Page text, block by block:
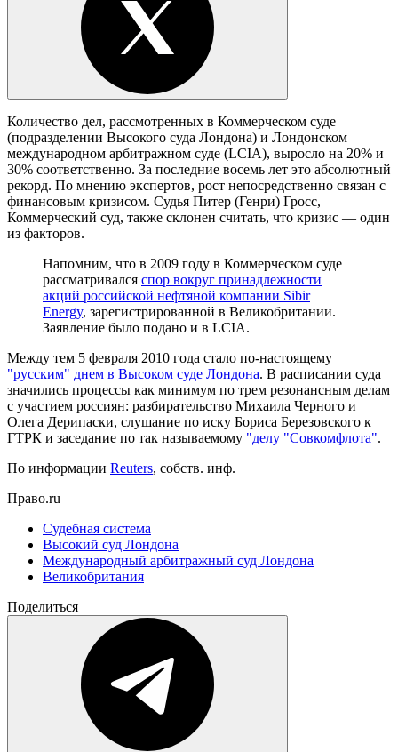
Количество дел, рассмотренных в Коммерческом суде
(подразделении Высокого суда Лондона) и Лондонском
международном арбитражном суде (LCIA), выросло на 20% и
30% соответственно. За последние восемь лет это абсолютный
рекорд. По мнению экспертов, рост непосредственно связан с
финансовым кризисом. Судья Питер (Генри) Гросс,
Коммерческий суд, также склонен считать, что кризис — один
из факторов.
Напомним, что в 2009 году в Коммерческом суде
рассматривался спор вокруг принадлежности
акций российской нефтяной компании Sibir
Energy, зарегистрированной в Великобритании.
Заявление было подано и в LCIA.
Между тем 5 февраля 2010 года стало по-настоящему
"русским" днем в Высоком суде Лондона. В расписании суда
значились процессы как минимум по трем резонансным делам
с участием россиян: разбирательство Михаила Черного и
Олега Дерипаски, слушание по иску Бориса Березовского к
ГТРК и заседание по так называемому "делу "Совкомфлота".
По информации Reuters, собств. инф.
Право.ru
Судебная система
Высокий суд Лондона
Международный арбитражный суд Лондона
Великобритания
Поделиться